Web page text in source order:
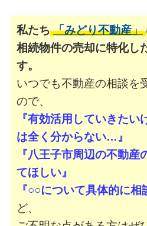
私たち 「みどり不動産」
相続物件の売却に特化し
す。
いつでも不動産の相談を
ので、
『有効活用していきたい
は全く分からない…』
『八王子市周辺の不動産
てほしい』
『○○について具体的に相
ど、